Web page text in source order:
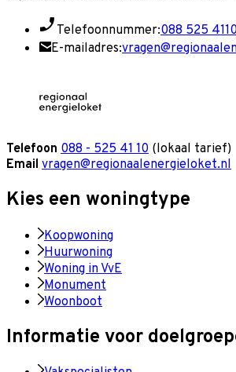
Telefoonnummer:088 525 4110
E-mailadres:
Telefoon 088 - 525 41 10 (lokaal tarief)
Email vragen@regionaalenergieloket.nl
Kies een woningtype
Koopwoning
Huurwoning
Woning in VvE
Monument
Woonboot
Informatie voor